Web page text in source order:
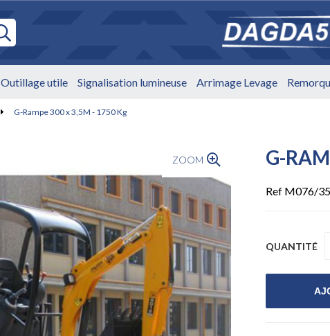
Outillage utile Signalisation lumineuse Arrimage Levage
G-Rampe 300 x 3,5M - 1750 Kg
ZOOM G-
Ref M076/
QUANTITÉ